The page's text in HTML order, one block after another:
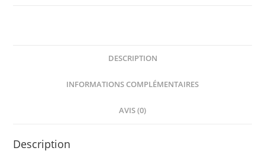
châssis
DESCRIPTION
INFORMATIONS COMPLÉMENTAIRES
AVIS (0)
Description